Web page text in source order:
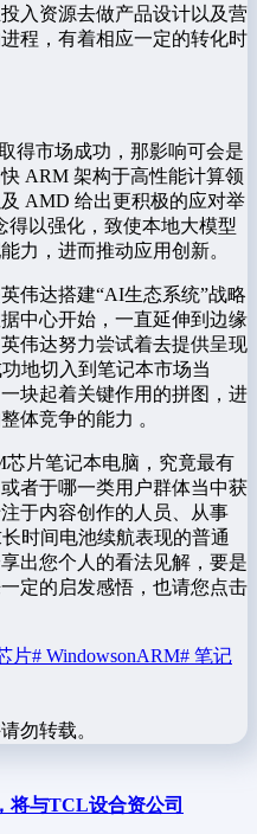
入资源去做产品设计以及营
程，有着相应一定的转化时
得市场成功，那影响可会是
ARM 架构于高性能计算领
AMD 给出更积极的应对举
得以强化，致使本地大模型
力，进而推动应用创新。
伟达搭建“AI生态系统”战略
中心开始，一直延伸到边缘
伟达努力尝试着去提供呈现
地切入到笔记本市场当
块起着关键作用的拼图，进
体竞争的能力 。
片笔记本电脑，究竟最有
者于哪一类用户群体当中获
于内容创作的人员、从事
时间电池续航表现的普通
出您个人的看法见解，要是
定的启发感悟，也请您点击
片# WindowsonARM# 笔记
勿转载。
将与TCL设合资公司